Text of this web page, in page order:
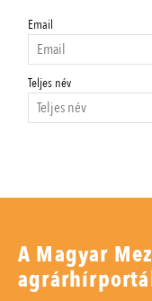
Email
Teljes név
A Magyar